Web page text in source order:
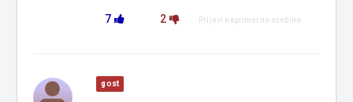
7 2 Prijavi neprimerno vsebino
gost